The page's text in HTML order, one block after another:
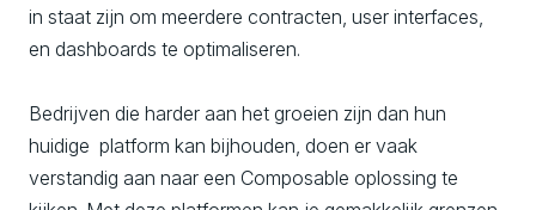
in staat zijn om meerdere contracten, user interfaces,
en dashboards te optimaliseren.
Bedrijven die harder aan het groeien zijn dan hun
huidige platform kan bijhouden, doen er vaak
verstandig aan naar een Composable oplossing te